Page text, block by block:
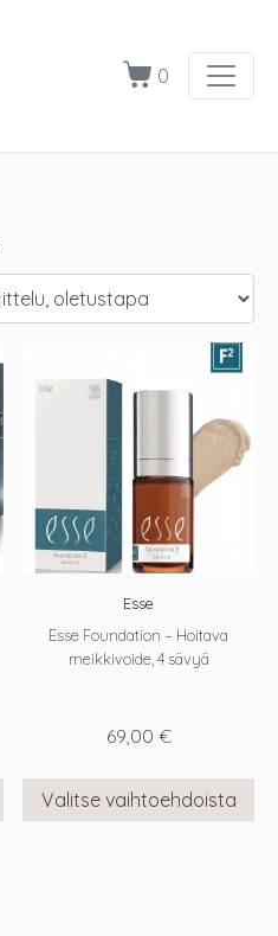
0
Esse
Esse Foundation – Hoitava
meikkivoide, 4 sävyä
69,00 €
Valitse vaihtoehdoista